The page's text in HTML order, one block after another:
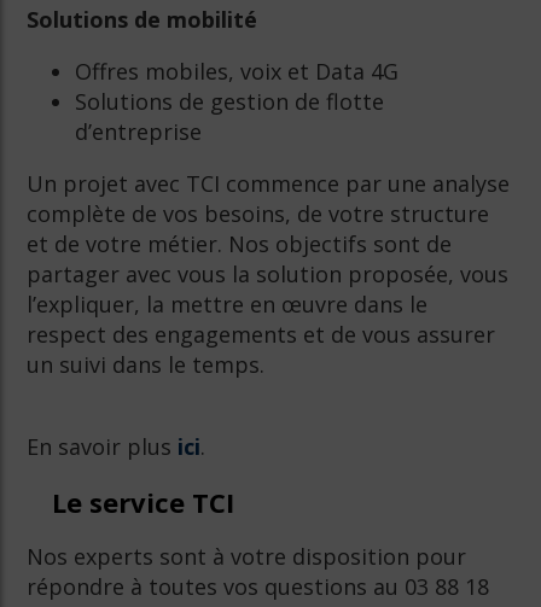
Solutions de mobilité
Offres mobiles, voix et Data 4G
Solutions de gestion de flotte
d’entreprise
Un projet avec TCI commence par une analyse
complète de vos besoins, de votre structure
et de votre métier. Nos objectifs sont de
partager avec vous la solution proposée, vous
l’expliquer, la mettre en œuvre dans le
respect des engagements et de vous assurer
un suivi dans le temps.
En savoir plus ici.
Le service TCI
Nos experts sont à votre disposition pour
répondre à toutes vos questions au 03 88 18